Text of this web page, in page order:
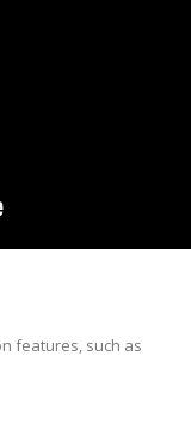
features, such as